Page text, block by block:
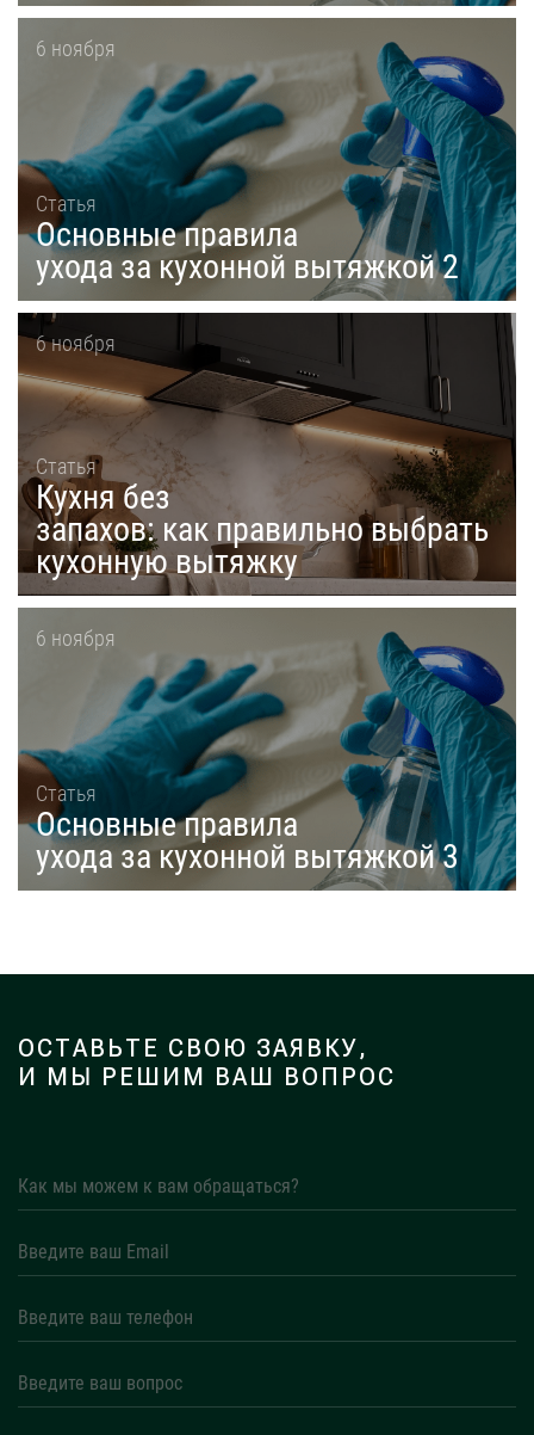
6 ноября
Статья
Основные правила
ухода за кухонной вытяжкой 2
6 ноября
Статья
Кухня без
запахов: как правильно выбрать
кухонную вытяжку
6 ноября
Статья
Основные правила
ухода за кухонной вытяжкой 3
ОСТАВЬТЕ СВОЮ ЗАЯВКУ,
И МЫ РЕШИМ ВАШ ВОПРОС